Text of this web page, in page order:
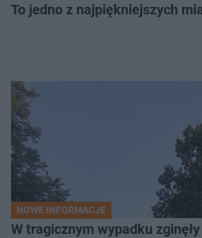
To jedno z najpiękniejszych
NOWE INFORMACJE
W tragicznym wypadku